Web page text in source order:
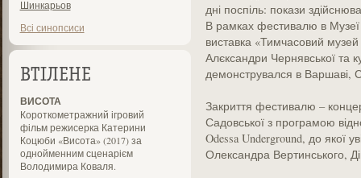
Шинкарьов
Всі синопсиси
ВТІЛЕНЕ
ВИСОТА
Короткометражний ігровий
фільм режисерка Катерини
Коцюби «Висота» (2017) за
однойменним сценарієм
Володимира Коваля.
дні поспіль: покази
В рамках фестивалю в Музеї
виставка «Тимчасовий
Алєксандри Чернявської та
демонструвался в Варшаві,
Закриття фестивалю –
Садовської з програмою
Odessa Underground, до якої
Олександра Вертинського,